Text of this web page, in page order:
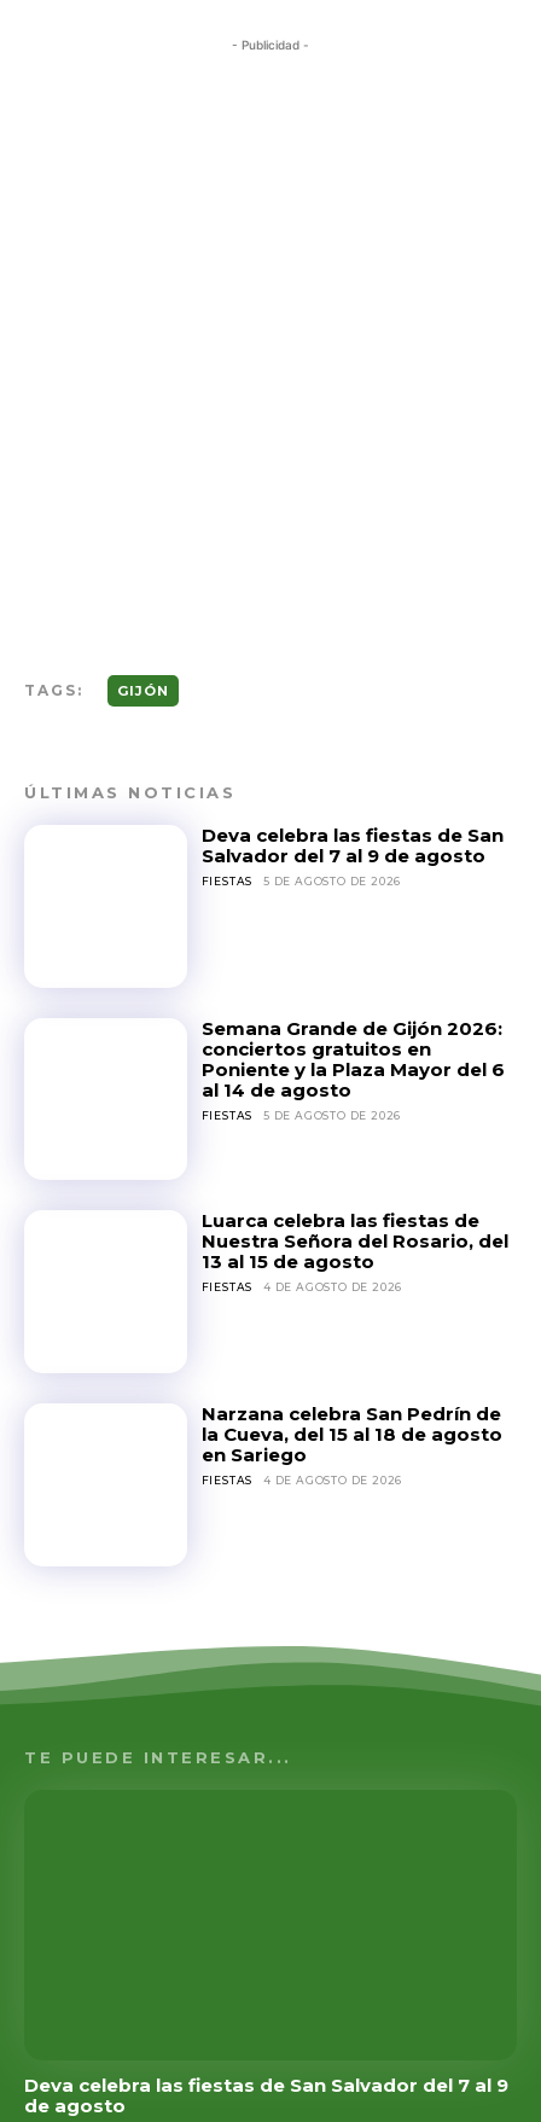
- Publicidad -
TAGS: GIJÓN
ÚLTIMAS NOTICIAS
Deva celebra las fiestas de San
Salvador del 7 al 9 de agosto
FIESTAS 5 DE AGOSTO DE 2026
Semana Grande de Gijón 2026:
conciertos gratuitos en
Poniente y la Plaza Mayor del 6
al 14 de agosto
FIESTAS 5 DE AGOSTO DE 2026
Luarca celebra las fiestas de
Nuestra Señora del Rosario, del
13 al 15 de agosto
FIESTAS 4 DE AGOSTO DE 2026
Narzana celebra San Pedrín de
la Cueva, del 15 al 18 de agosto
en Sariego
FIESTAS 4 DE AGOSTO DE 2026
TE PUEDE INTERESAR...
Deva celebra las fiestas de San Salvador del 7 al 9
de agosto